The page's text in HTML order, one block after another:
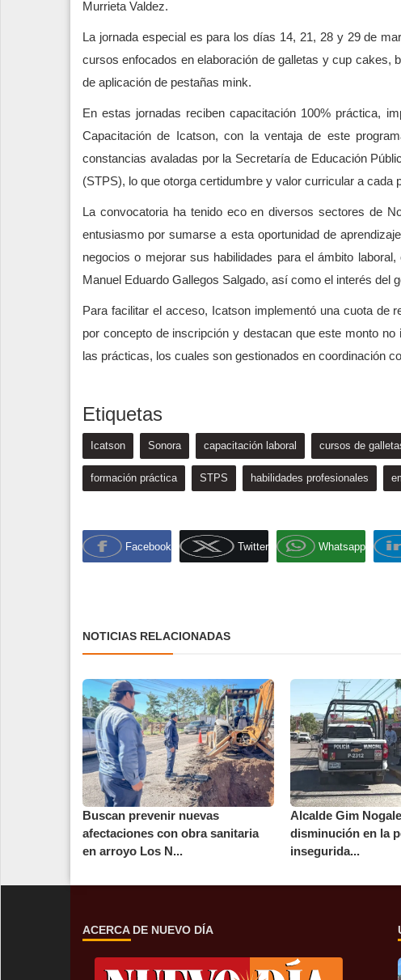
Murrieta Valdez.
La jornada especial es para los días 14, 21, 28 y 29 de
cursos enfocados en elaboración de galletas y cup cakes,
de aplicación de pestañas mink.
En estas jornadas reciben capacitación 100% práctica,
Capacitación de Icatson, con la ventaja de este
constancias avaladas por la Secretaría de Educación
(STPS), lo que otorga certidumbre y valor curricular a cada
La convocatoria ha tenido eco en diversos sectores de
entusiasmo por sumarse a esta oportunidad de
negocios o mejorar sus habilidades para el ámbito
Manuel Eduardo Gallegos Salgado, así como el interés del
Para facilitar el acceso, Icatson implementó una cuota de
por concepto de inscripción y destacan que este monto
las prácticas, los cuales son gestionados en coordinación
Etiquetas
Icatson Sonora capacitación laboral cursos de
formación práctica STPS habilidades profesionales
Facebook Twitter Whatsapp
NOTICIAS RELACIONADAS
Buscan prevenir nuevas
afectaciones con obra sanitaria
en arroyo Los N...
Alcalde Gim
disminución en la
insegurida...
ACERCA DE NUEVO DÍA